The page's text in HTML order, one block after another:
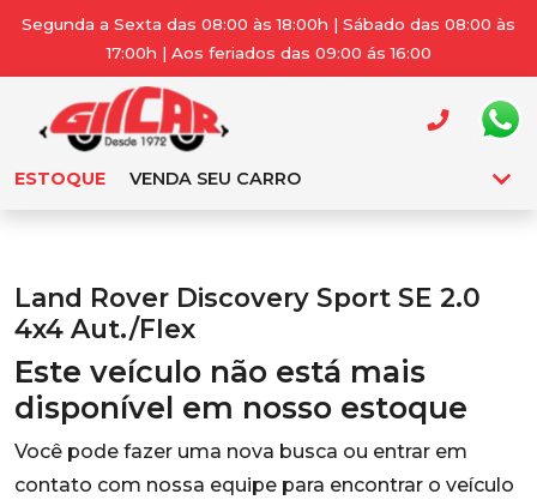
Segunda a Sexta das 08:00 às 18:00h | Sábado das 08:00 às
17:00h | Aos feriados das 09:00 ás 16:00
ESTOQUE VENDA SEU CARRO
Land Rover Discovery Sport SE 2.0
4x4 Aut./Flex
Este veículo não está mais
disponível em nosso estoque
Você pode fazer uma nova busca ou entrar em
contato com nossa equipe para encontrar o veículo